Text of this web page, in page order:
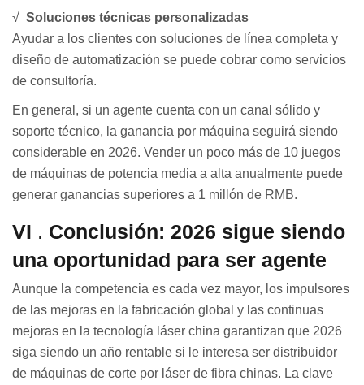
√ Soluciones técnicas personalizadas
Ayudar a los clientes con soluciones de línea completa y
diseño de automatización se puede cobrar como servicios
de consultoría.
En general, si un agente cuenta con un canal sólido y
soporte técnico, la ganancia por máquina seguirá siendo
considerable en 2026. Vender un poco más de 10 juegos
de máquinas de potencia media a alta anualmente puede
generar ganancias superiores a 1 millón de RMB.
VI . Conclusión: 2026 sigue siendo
una oportunidad para ser agente
Aunque la competencia es cada vez mayor, los impulsores
de las mejoras en la fabricación global y las continuas
mejoras en la tecnología láser china garantizan que 2026
siga siendo un año rentable si le interesa ser distribuidor
de máquinas de corte por láser de fibra chinas. La clave